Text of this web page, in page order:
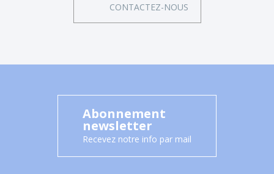
CONTACTEZ-NOUS
Abonnement
newsletter
Recevez notre info par mail